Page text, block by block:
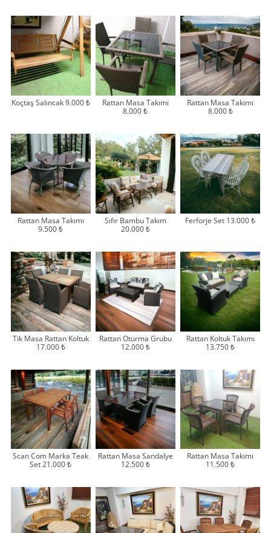
Koçtaş Salıncak 9.000 ₺
Rattan Masa Takımı
8.000 ₺
Rattan Masa Takımı
8.000 ₺
Rattan Masa Takımı
9.500 ₺
Sıfır Bambu Takım
20.000 ₺
Ferforje Set 13.000 ₺
Tik Masa Rattan Koltuk
17.000 ₺
Rattan Oturma Grubu
12.000 ₺
Rattan Koltuk Takımı
13.750 ₺
Scan Com Marka Teak
Set 21.000 ₺
Rattan Masa Sandalye
12.500 ₺
Rattan Masa Takımı
11.500 ₺